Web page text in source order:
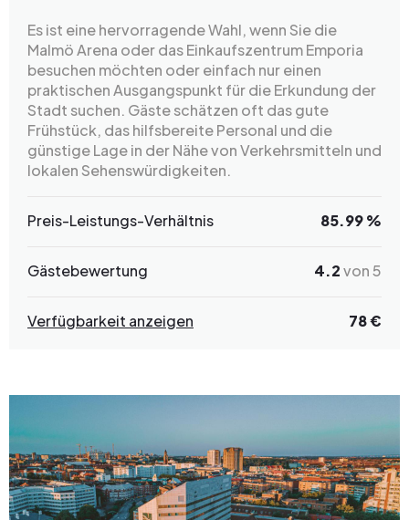
Es ist eine hervorragende Wahl, wenn Sie die
Malmö Arena oder das Einkaufszentrum Emporia
besuchen möchten oder einfach nur einen
praktischen Ausgangspunkt für die Erkundung der
Stadt suchen. Gäste schätzen oft das gute
Frühstück, das hilfsbereite Personal und die
günstige Lage in der Nähe von Verkehrsmitteln und
lokalen Sehenswürdigkeiten.
Preis-Leistungs-Verhältnis 85.99 %
Gästebewertung 4.2von 5
Verfügbarkeit anzeigen 78 €